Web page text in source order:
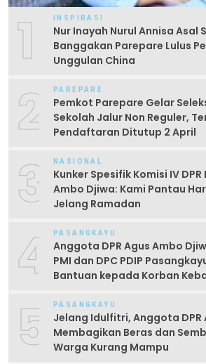
1 INSPIRASI
Nur Inayah Nurul Annisa Asal
Banggakan Parepare Lulus
Unggulan China
2 PAREPARE
Pemkot Parepare Gelar
Sekolah Jalur Non Reguler,
Pendaftaran Ditutup 2 April
3 NASIONAL
Kunker Spesifik Komisi IV DPR
Ambo Djiwa: Kami Pantau
Jelang Ramadan
4 PASANGKAYU
Anggota DPR Agus Ambo
PMI dan DPC PDIP
Bantuan kepada Korban
5 PASANGKAYU
Jelang Idulfitri, Anggota DPR
Membagikan Beras dan
Warga Kurang Mampu